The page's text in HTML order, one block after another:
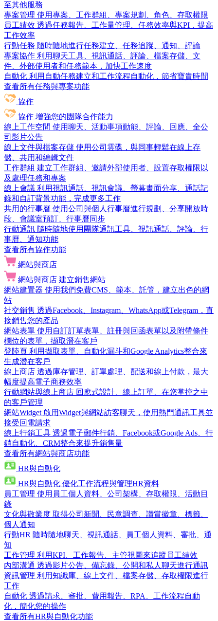
至其他服務
專案管理 使用專案、工作群組、專案規劃、角色、存取權限
員工績效 透過任務報告、工作量管理、任務效率與KPI，提高
工作效率
行動任務 隨時隨地進行任務建立、任務追蹤、通知、評論
專案協作 利用聊天工具、視訊通話、評論、檔案存儲、文
件、外部使用者和任務範本，加快工作速度
自動化 利用自動任務建立和工作流程自動化，節省寶貴時間
查看所有任務與專案功能
協作
協作 增強您的團隊合作能力
線上工作空間 使用聊天、活動事項動能、評論、回應、全公
司影片公告
線上文件與檔案存儲 使用公司雲碟，與同事輕鬆在線上存
儲、共用和編輯文件
工作群組 建立工作群組、邀請外部使用者、設置存取權限以
及處理任務和專案
線上會議 利用視訊通話、視訊會議、螢幕畫面分享、通話記
錄和自訂背景功能，完成更多工作
共用的行事曆 使用公司與個人行事曆進行規劃、分享開放時
段、會議室預訂、行事曆同步
行動通訊 隨時隨地使用團隊通訊工具、視訊通話、評論、行
事曆、通知功能
查看所有協作功能
網站與商店
網站與商店 建立銷售網站
網站建置器 使用我們免費CMS、範本、託管，建立出色的網
站
社交銷售 透過Facebook、Instagram、WhatsApp或Telegram，直
接銷售您的產品
網站表單 使用自訂訂單表單、註冊與回函表單以及附帶條件
欄位的表單，擷取潛在客戶
登陸頁 利用擷取表單、自動化漏斗和Google Analytics整合來
生成潛在客戶
線上商店 透過庫存管理、訂單處理、配送和線上付款，最大
幅度提高電子商務效率
行動網站與線上商店 回應式設計、線上訂單、在您掌控之中
的客戶管理
網站Widget 啟用Widget與網站訪客聊天，使用熱門通訊工具並
接受回電請求
線上行銷工具 透過電子郵件行銷、Facebook或Google Ads、行
銷自動化、CRM整合來提升銷售量
查看所有網站與商店功能
HR與自動化
HR與自動化 優化工作流程與管理HR資料
員工管理 使用員工個人資料、公司架構、存取權限、活動目
錄
文化與敬業度 取得公司新聞、民意調查、讚賞徽章、標籤、
個人通知
行動HR 隨時隨地聊天、視訊通話、員工個人資料、審批、通
知
工作管理 利用KPI、工作報告、主管視圖來追蹤員工績效
內部溝通 透過影片公告、備忘錄、公開和私人聊天進行通訊
資訊管理 利用知識庫、線上文件、檔案存儲、存取權限進行
工作
自動化 透過請求、審批、費用報告、RPA、工作流程自動
化，簡化您的操作
查看所有HR與自動化功能